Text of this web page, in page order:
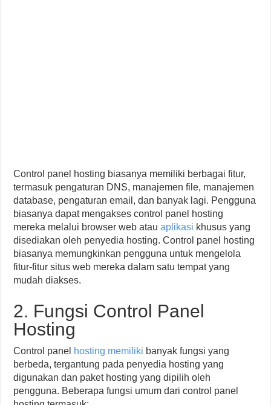
Control panel hosting biasanya memiliki berbagai fitur,
termasuk pengaturan DNS, manajemen file, manajemen
database, pengaturan email, dan banyak lagi. Pengguna
biasanya dapat mengakses control panel hosting
mereka melalui browser web atauaplikasi khusus yang
disediakan oleh penyedia hosting. Control panel hosting
biasanya memungkinkan pengguna untuk mengelola
fitur-fitur situs web mereka dalam satu tempat yang
mudah diakses.
2. Fungsi Control Panel
Hosting
Control panel hosting memiliki banyak fungsi yang
berbeda, tergantung pada penyedia hosting yang
digunakan dan paket hosting yang dipilih oleh
pengguna. Beberapa fungsi umum dari control panel